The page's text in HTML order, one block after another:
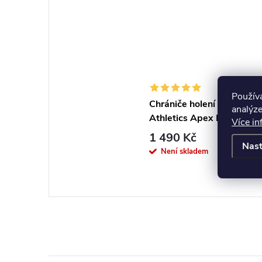
Více
Chrániče holení Phantom
Athletics Apex Hybrid
1 490 Kč
Není skladem